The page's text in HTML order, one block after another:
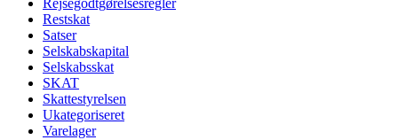
Rejsegodtgørelsesregler
Restskat
Satser
Selskabskapital
Selskabsskat
SKAT
Skattestyrelsen
Ukategoriseret
Varelager